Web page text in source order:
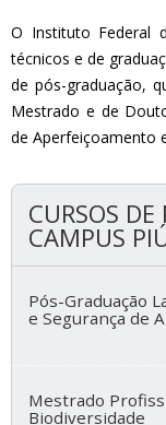
O Instituto Federal
técnicos e de
de pós-graduação,
Mestrado e de
de Aperfeiçoamento
CURSOS
CAMPUS
Pós-Graduação
e Segurança de
Mestrado
Biodiversidade